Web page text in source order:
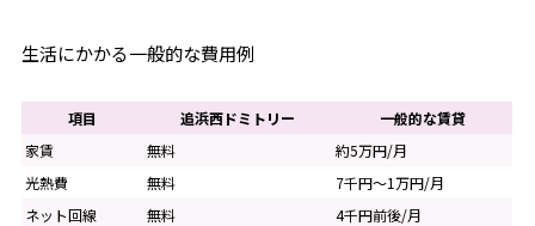
生活にかかる一般的な費用例
項目 追浜西ドミトリー
一般的な賃貸
家賃
無料
約5万円/月
光熱費
無料
7千円～1万円/月
ネット回線
無料
4千円前後/月